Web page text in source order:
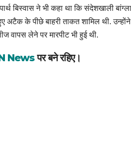
बिस्वास ने भी कहा था कि संदेशखाली
अटैक के पीछे बाहरी ताकत शामिल थी.
वापस लेने पर मारपीट भी हुई थी.
Newsपर बने रहिए।